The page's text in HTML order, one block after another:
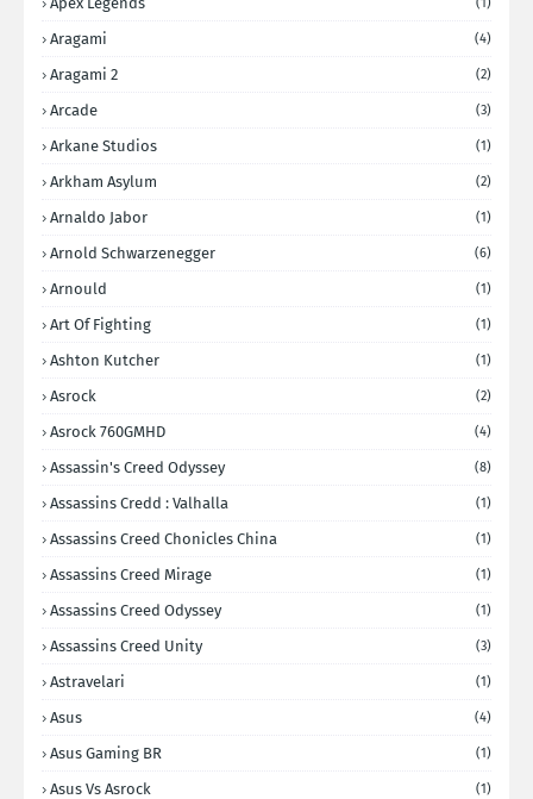
Aragami (4)
Aragami 2 (2)
Arcade (3)
Arkane Studios (1)
Arkham Asylum (2)
Arnaldo Jabor (1)
Arnold Schwarzenegger (6)
Arnould (1)
Art Of Fighting (1)
Ashton Kutcher (1)
Asrock (2)
Asrock 760GMHD (4)
Assassin's Creed Odyssey (8)
Assassins Credd : Valhalla (1)
Assassins Creed Chonicles China (1)
Assassins Creed Mirage (1)
Assassins Creed Odyssey (1)
Assassins Creed Unity (3)
Astravelari (1)
Asus (4)
Asus Gaming BR (1)
Asus Vs Asrock (1)